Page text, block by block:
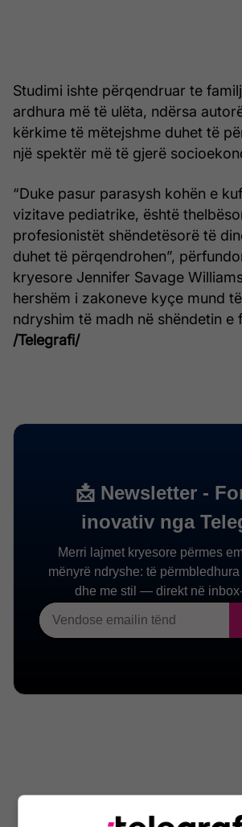
Studimi ishte përqendruar te
ardhura më të ulëta, ndërsa
kërkime të mëtejshme duhet të
një spektër më të gjerë
“Duke pasur parasysh kohën e
vizitave pediatrike, është
profesionistët shëndetësorë të
duhet të përqendrohen”,
kryesore Jennifer Savage
hershëm i zakoneve kyçe mund
ndryshim të madh në shëndetin e
/Telegrafi/